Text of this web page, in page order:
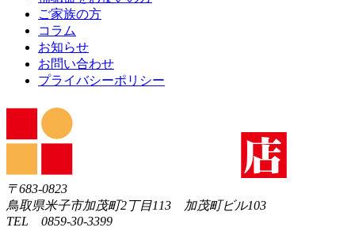
ご家族の方
コラム
お知らせ
お問い合わせ
プライバシーポリシー
〒683-0823
鳥取県米子市加茂町2丁目113 加茂町ビル103
TEL 0859-30-3399